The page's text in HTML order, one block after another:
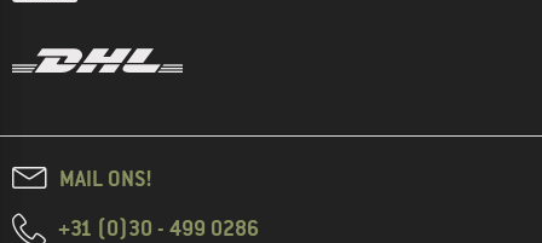
MAIL ONS!
+31 (0)30 - 499 0286